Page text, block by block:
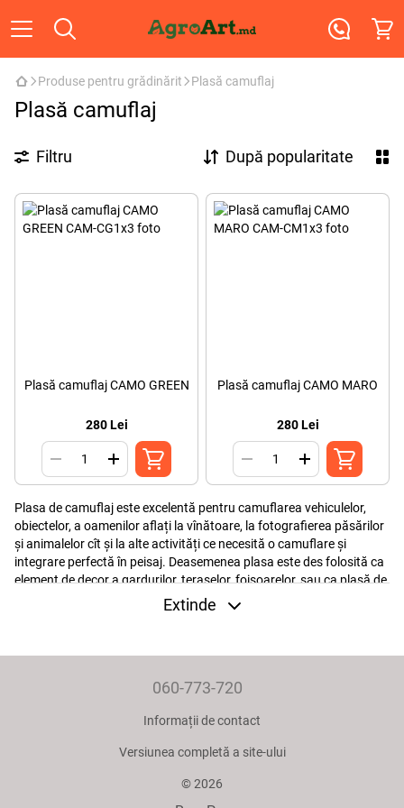
Produse pentru grădinărit Plasă camuflaj
Plasă camuflaj
Filtru După popularitate
Plasă camuflaj CAMO GREEN
280 Lei
Plasă camuflaj CAMO MARO
280 Lei
Plasa de camuflaj este excelentă pentru camuflarea vehiculelor,
obiectelor, a oamenilor aflați la vînătoare, la fotografierea păsărilor
și animalelor cît și la alte activități ce necesită o camuflare și
integrare perfectă în peisaj. Deasemenea plasa este des folosită ca
element de decor a gardurilor, teraselor, foișoarelor, sau ca plasă de
razelor ultraviolete, a mucegaiului și absorbirii apei pentru a rezista
puternică și rezistentă este tratată suplimentar pentru a asigura
camuflajul perfect pe teren.
- tratament împotriva razelor ultraviolete
Extinde
060-773-720
Informații de contact
Versiunea completă a site-ului
© 2026